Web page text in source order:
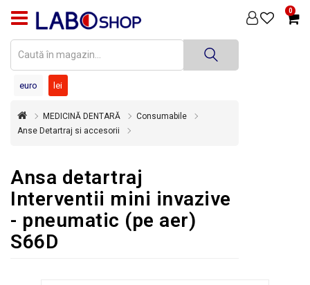
0
PRODUSE
DENTARĂ
DENTARĂ
STERILIZARE
SUPER
OFERTĂ
ÎNCHIRIERI
euro lei
MEDICINĂ DENTARĂ
Consumabile
Anse Detartraj si accesorii
Ansa detartraj
Interventii mini invazive
- pneumatic (pe aer)
S66D